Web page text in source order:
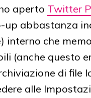
aperto Twitter
up abbastanza
interno che
(anche questo
di file
alle